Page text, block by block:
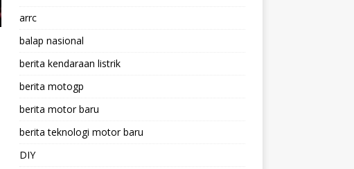
arrc
balap nasional
berita kendaraan listrik
berita motogp
berita motor baru
berita teknologi motor baru
DIY